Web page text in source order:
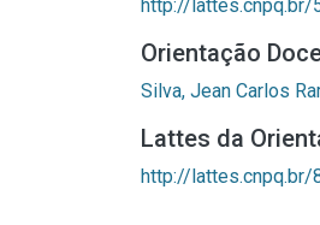
http://lattes.cnpq.br/
Orientação
Silva, Jean Carlos
Lattes da
http://lattes.cnpq.br/